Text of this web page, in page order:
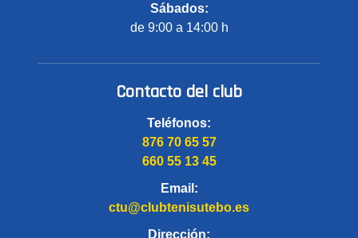
Sábados:
de 9:00 a 14:00 h
Contacto del club
Teléfonos:
876 70 65 57
660 55 13 45
Email:
ctu@clubtenisutebo.es
Dirección: